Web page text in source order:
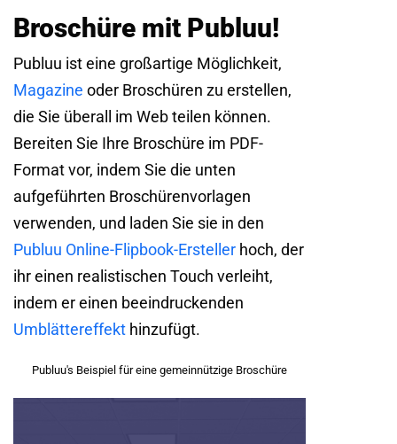
Broschüre mit Publuu!
Publuu ist eine großartige Möglichkeit,
Magazine oder Broschüren zu erstellen,
die Sie überall im Web teilen können.
Bereiten Sie Ihre Broschüre im PDF-
Format vor, indem Sie die unten
aufgeführten Broschürenvorlagen
verwenden, und laden Sie sie in den
Publuu Online-Flipbook-Ersteller hoch, der
ihr einen realistischen Touch verleiht,
indem er einen beeindruckenden
Umblättereffekt hinzufügt.
Publuu's Beispiel für eine gemeinnützige Broschüre